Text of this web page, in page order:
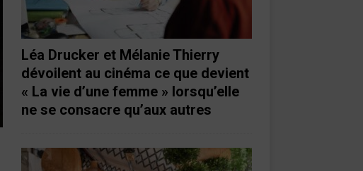
Léa Drucker et Mélanie Thierry
dévoilent au cinéma ce que devient
« La vie d’une femme » lorsqu’elle
ne se consacre qu’aux autres